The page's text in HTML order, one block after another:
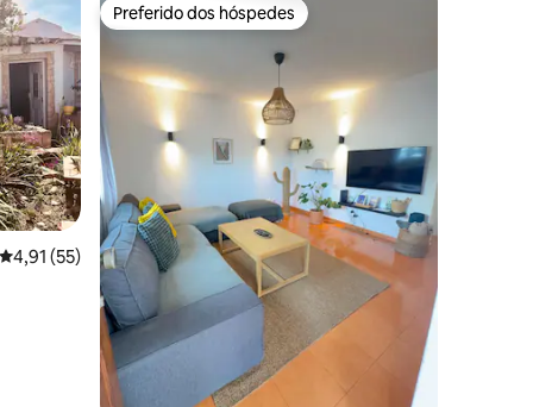
4,91 de uma avaliação média de 5, 55 avaliações
4,91 (55)
Preferido dos hóspedes
Preferido dos hóspedes